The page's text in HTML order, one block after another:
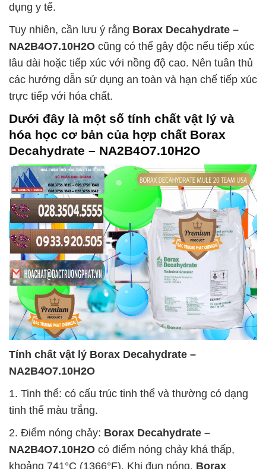
dụng y tế.
Tuy nhiên, cần lưu ý rằng Borax Decahydrate –
NA2B4O7.10H2O cũng có thể gây độc nếu tiếp xúc
lâu dài hoặc tiếp xúc với nồng độ cao. Nên tuân thủ
các hướng dẫn sử dụng an toàn và hạn chế tiếp xúc
trực tiếp với hóa chất.
Dưới đây là một số tính chất vật lý và
hóa học cơ bản của hợp chất Borax
Decahydrate – NA2B4O7.10H2O
Tính chất vật lý Borax Decahydrate –
NA2B4O7.10H2O
1. Tinh thể: có cấu trúc tinh thể và thường có dạng
tinh thể màu trắng.
2. Điểm nóng chảy: Borax Decahydrate –
NA2B4O7.10H2O có điểm nóng chảy khá thấp,
khoảng 741°C (1366°F). Khi đun nóng, Borax